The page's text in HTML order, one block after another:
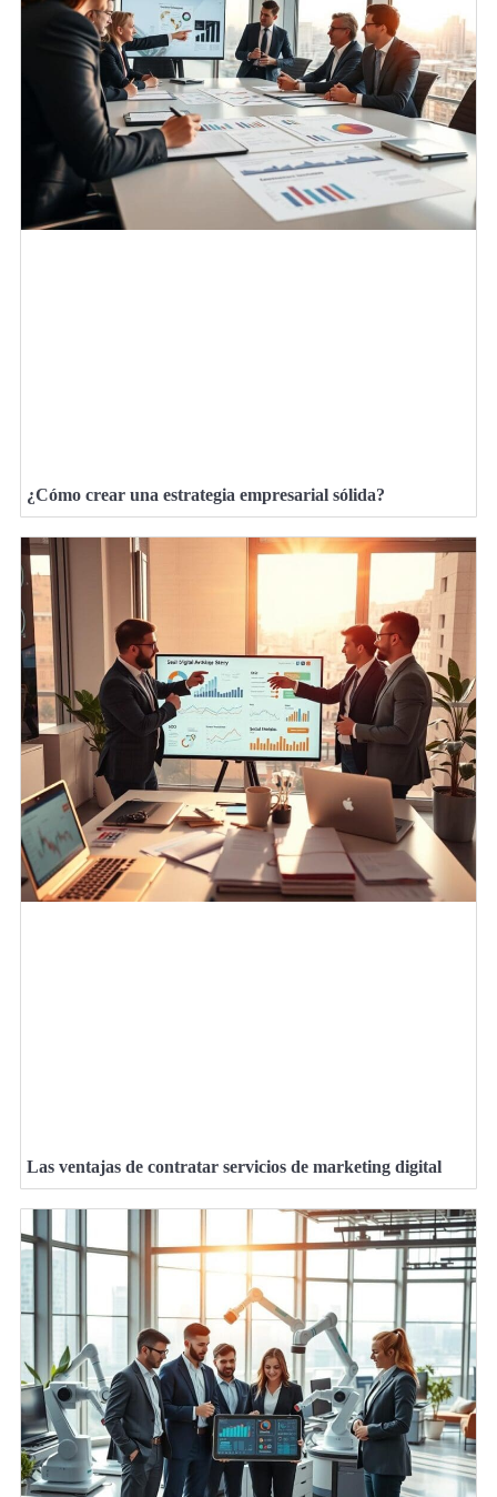
¿Cómo crear una estrategia empresarial sólida?
Las ventajas de contratar servicios de marketing digital